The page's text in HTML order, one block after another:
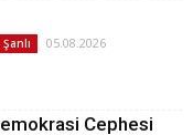
05.08.2026
Cephesi